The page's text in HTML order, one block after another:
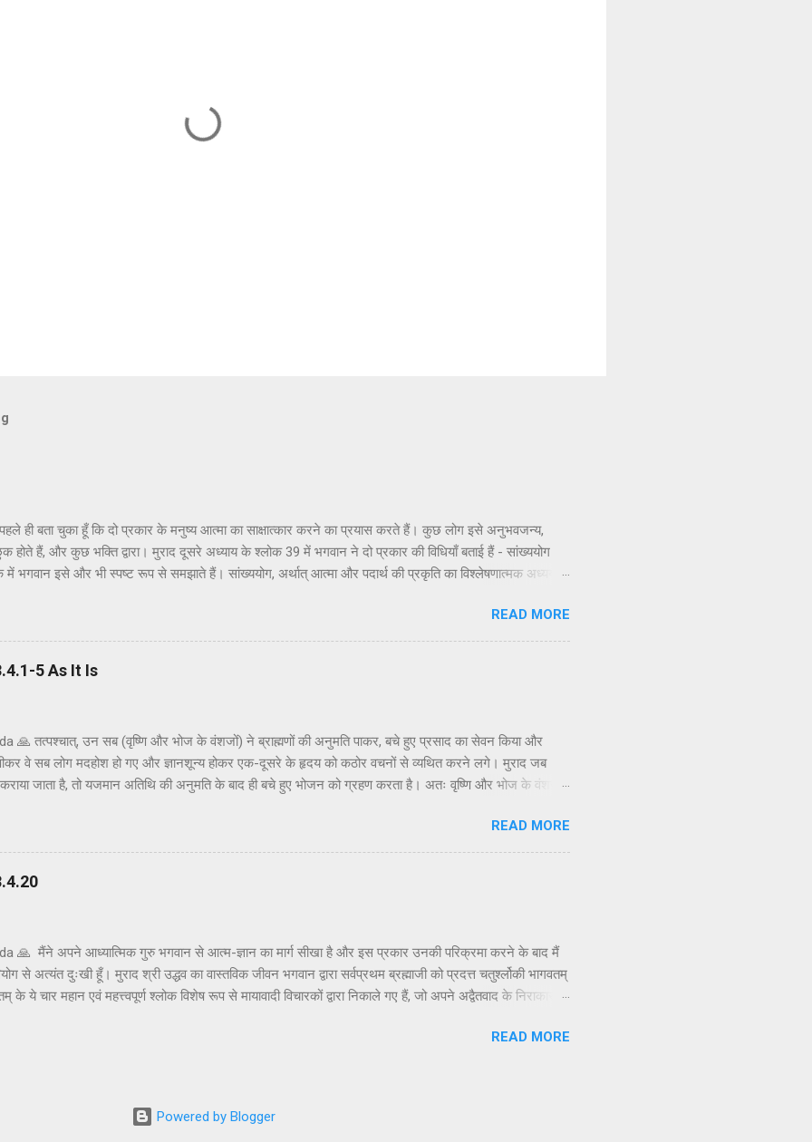
ही बता चुका हूँ कि दो प्रकार के मनुष्य आत्मा का साक्षात्कार करने का प्रयास करते हैं। कुछ लोग इसे अनुभवजन्य,
होते हैं, और कुछ भक्ति द्वारा। मुराद दूसरे अध्याय के श्लोक 39 में भगवान ने दो प्रकार की विधियाँ बताई हैं - सांख्ययोग
में भगवान इसे और भी स्पष्ट रूप से समझाते हैं। सांख्ययोग, अर्थात् आत्मा और पदार्थ की प्रकृति का विश्लेषणात्मक अध्ययन,
गया है। भगवान ने उनतीसवें श्लोक में भी बताया है कि बुद्धियोग या कृष्णभावनामृत के सिद्धांतों के अनुसार कार्य करने
है; और इसके अतिरिक्त, इस प्रक्रिया में कोई दोष नहीं है। इकसठवें श्लोक में यही सिद्धांत अधिक स्पष्ट रूप से समझाया
(या अधिक विशिष्ट रूप से, कृष्ण पर) ...
READ MORE
5 As It Is
तत्पश्चात्, उन सब (वृष्णि और भोज के वंशजों) ने ब्राह्मणों की अनुमति पाकर, बचे हुए प्रसाद का सेवन किया और
पीकर वे सब लोग मदहोश हो गए और ज्ञानशून्य होकर एक-दूसरे के हृदय को कठोर वचनों से व्यथित करने लगे। मुराद जब
जाता है, तो यजमान अतिथि की अनुमति के बाद ही बचे हुए भोजन को ग्रहण करता है। अतः वृष्णि और भोज के वंशजों
इस प्रकार मदिरापान करने से वे उन्मत्त और विवेकशून्य हो गए, यहाँ तक कि वे एक-दूसरे के साथ अपने संबंध भूल गए और
एक-दूसरे के हृदय को छू गए। मदिरापान इतना हानिकारक है कि इतना सुसंस्कृत परिवार भी नशे की हालत में स्वयं को भूल
इस प्रकार स्वयं को भूलने की अपेक्षा नहीं की गई थी, परन्तु ईश्वर की इच्छा से ऐसा हुआ, और इस प्रकार वे एक-दूसरे...
READ MORE
🙏 मैंने अपने आध्यात्मिक गुरु भगवान से आत्म-ज्ञान का मार्ग सीखा है और इस प्रकार उनकी परिक्रमा करने के बाद मैं
से अत्यंत दुःखी हूँ। मुराद श्री उद्धव का वास्तविक जीवन भगवान द्वारा सर्वप्रथम ब्रह्माजी को प्रदत्त चतुर्श्लोकी भागवतम्
के ये चार महान एवं महत्त्वपूर्ण श्लोक विशेष रूप से मायावादी विचारकों द्वारा निकाले गए हैं, जो अपने अद्वैतवाद के निराकार
विद्यार्थी समझ सकते हैं । अनाधिकृत रूप से सट्टेबाज़ भगवान श्रीकृष्ण के चरणकमलों में अपराधी हैं क्योंकि वेREAD MORE
Powered by Blogger